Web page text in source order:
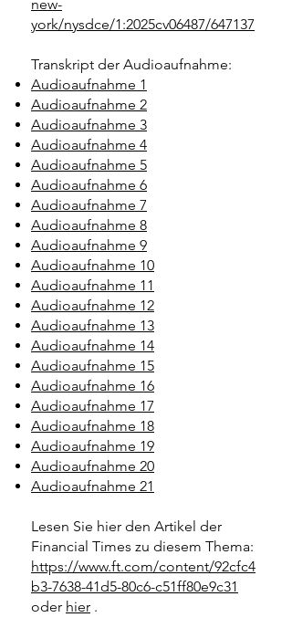
new-
york/nysdce/1:2025cv06487/647137
Transkript der Audioaufnahme:
Audioaufnahme 1
Audioaufnahme 2
Audioaufnahme 3
Audioaufnahme 4
Audioaufnahme 5
Audioaufnahme 6
Audioaufnahme 7
Audioaufnahme 8
Audioaufnahme 9
Audioaufnahme 10
Audioaufnahme 11
Audioaufnahme 12
Audioaufnahme 13
Audioaufnahme 14
Audioaufnahme 15
Audioaufnahme 16
Audioaufnahme 17
Audioaufnahme 18
Audioaufnahme 19
Audioaufnahme 20
Audioaufnahme 21
Lesen Sie hier den Artikel der
Financial Times zu diesem Thema:
https://www.ft.com/content/92cfc4
b3-7638-41d5-80c6-c51ff80e9c31
oder hier .